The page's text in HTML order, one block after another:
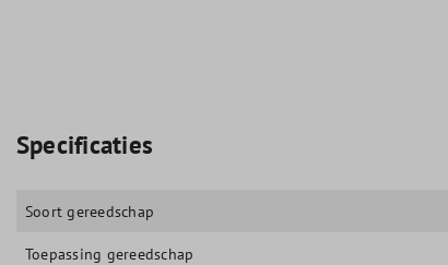
Specificaties
Soort gereedschap
Toepassing gereedschap